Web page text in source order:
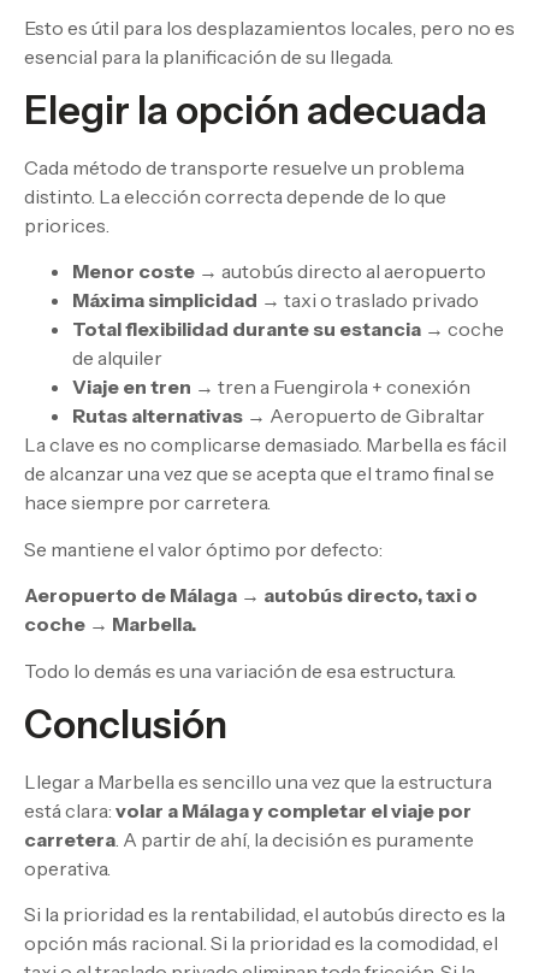
Esto es útil para los desplazamientos locales, pero no es
esencial para la planificación de su llegada.
Elegir la opción adecuada
Cada método de transporte resuelve un problema
distinto. La elección correcta depende de lo que
priorices.
Menor coste → autobús directo al aeropuerto
Máxima simplicidad → taxi o traslado privado
Total flexibilidad durante su estancia → coche
de alquiler
Viaje en tren → tren a Fuengirola + conexión
Rutas alternativas → Aeropuerto de Gibraltar
La clave es no complicarse demasiado. Marbella es fácil
de alcanzar una vez que se acepta que el tramo final se
hace siempre por carretera.
Se mantiene el valor óptimo por defecto:
Aeropuerto de Málaga → autobús directo, taxi o
coche → Marbella.
Todo lo demás es una variación de esa estructura.
Conclusión
Llegar a Marbella es sencillo una vez que la estructura
está clara: volar a Málaga y completar el viaje por
carretera. A partir de ahí, la decisión es puramente
operativa.
Si la prioridad es la rentabilidad, el autobús directo es la
opción más racional. Si la prioridad es la comodidad, el